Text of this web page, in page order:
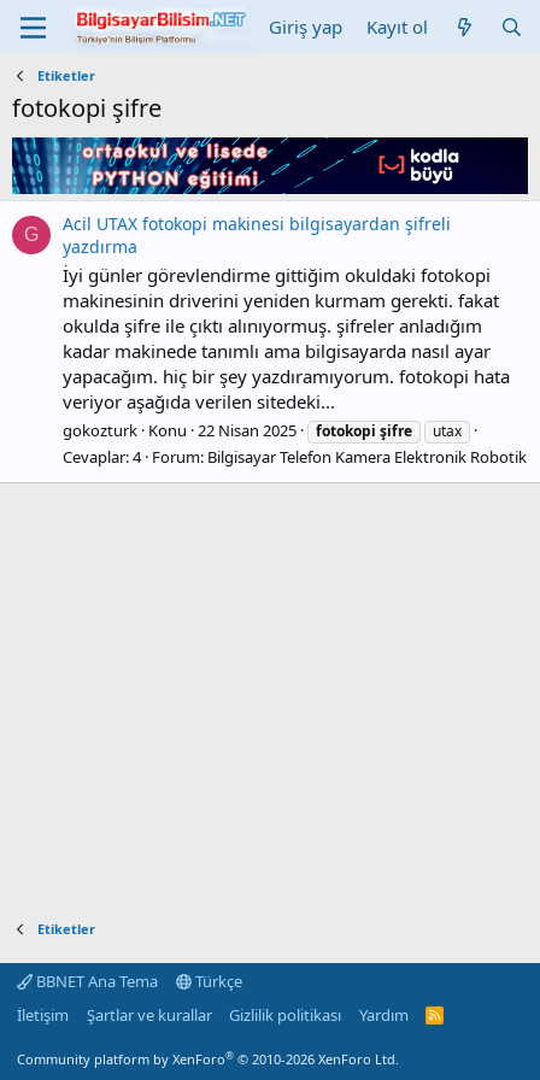
Giriş yap Kayıt ol
Etiketler
fotokopi şifre
G
Acil UTAX fotokopi makinesi bilgisayardan şifreli
yazdırma
İyi günler görevlendirme gittiğim okuldaki fotokopi
makinesinin driverini yeniden kurmam gerekti. fakat
okulda şifre ile çıktı alınıyormuş. şifreler anladığım
kadar makinede tanımlı ama bilgisayarda nasıl ayar
yapacağım. hiç bir şey yazdıramıyorum. fotokopi hata
veriyor aşağıda verilen sitedeki...
gokozturk Konu 22 Nisan 2025 fotokopi şifre utax
Cevaplar: 4 Forum: Bilgisayar Telefon Kamera Elektronik Robotik
Etiketler
BBNET Ana Tema
Türkçe
İletişim
Şartlar ve kurallar Gizlilik politikası Yardım
R
Community platform by XenForo® © 2010-2026 XenForo Ltd.